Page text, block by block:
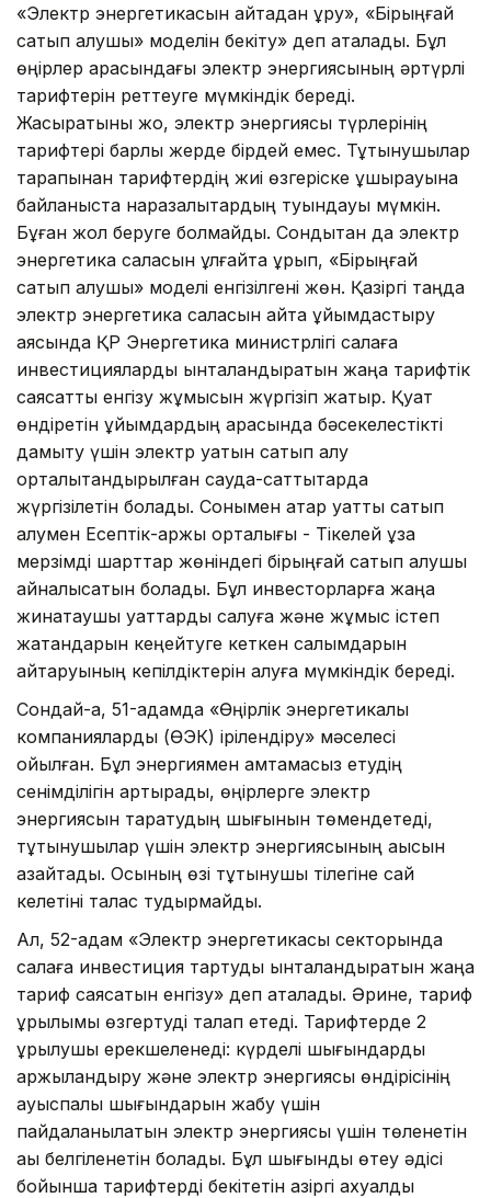
«Электр энергетикасын қайтадан құру», «Бірыңғай
сатып алушы» моделін бекіту» деп аталады. Бұл
өңірлер арасындағы электр энергиясының әртүрлі
тарифтерін реттеуге мүмкіндік береді.
Жасыратыны жоқ, электр энергиясы түрлерінің
тарифтері барлық жерде бірдей емес. Тұтынушылар
тарапынан тарифтердің жиі өзгеріске ұшырауына
байланыста наразалықтардың туындауы мүмкін.
Бұған жол беруге болмайды. Сондықтан да электр
энергетика саласын ұлғайта құрып, «Бірыңғай
сатып алушы» моделі енгізілгені жөн. Қазіргі таңда
электр энергетика саласын қайта ұйымдастыру
аясында ҚР Энергетика министрлігі салаға
инвестицияларды ынталандыратын жаңа тарифтік
саясатты енгізу жұмысын жүргізіп жатыр. Қуат
өндіретін ұйымдардың арасында бәсекелестікті
дамыту үшін электр қуатын сатып алу
орталықтандырылған сауда-саттықтарда
жүргізілетін болады. Сонымен қатар қуатты сатып
алумен Есептік-қаржы орталығы - Тікелей ұзақ
мерзімді шарттар жөніндегі бірыңғай сатып алушы
айналысатын болады. Бұл инвесторларға жаңа
жинақтаушы қуаттарды салуға және жұмыс істеп
жатқандарын кеңейтуге кеткен салымдарын
қайтаруының кепілдіктерін алуға мүмкіндік береді.
Сондай-ақ, 51-қадамда «Өңірлік энергетикалық
компанияларды (ӨЭК) ірілендіру» мәселесі
қойылған. Бұл энергиямен қамтамасыз етудің
сенімділігін артырады, өңірлерге электр
энергиясын таратудың шығынын төмендетеді,
тұтынушылар үшін электр энергиясының ақысын
азайтады. Осының өзі тұтынушы тілегіне сай
келетіні талас тудырмайды.
Ал, 52-қадам «Электр энергетикасы секторында
салаға инвестиция тартуды ынталандыратын жаңа
тариф саясатын енгізу» деп аталады. Әрине, тариф
құрылымы өзгертуді талап етеді. Тарифтерде 2
құрылушы ерекшеленеді: күрделі шығындарды
қаржыландыру және электр энергиясы өндірісінің
ауыспалы шығындарын жабу үшін
пайдаланылатын электр энергиясы үшін төленетін
ақы белгіленетін болады. Бұл шығынды өтеу әдісі
бойынша тарифтерді бекітетін қазіргі ахуалды